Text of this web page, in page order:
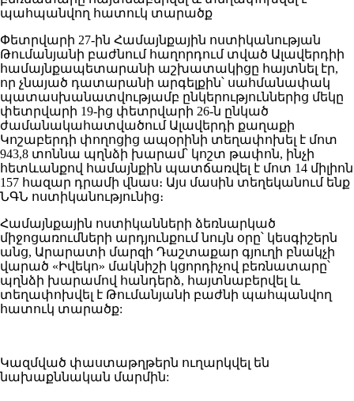
Փետրվարի 27-ին Համայնքային ոստիկանության
Թումանյանի բաժնում հաղորդում տված Ալավերդիի
համայնքապետարանի աշխատակիցը հայտնել էր,
որ չնայած դատարանի արգելքին՝ սահմանափակ
պատասխանատվությամբ ընկերություններից մեկը
փետրվարի 19-ից փետրվարի 26-ն ընկած
ժամանակահատվածում Ալավերդի քաղաքի
Կոշաբերդի փողոցից ապօրինի տեղափոխել է մոտ
943,8 տոննա պղնձի խարամ՝ կոշտ թափոն, ինչի
հետևանքով համայնքին պատճառվել է մոտ 14 միլիոն
157 հազար դրամի վնաս։ Այս մասին տեղեկանում ենք
ՆԳՆ ոստիկանությունից։
Համայնքային ոստիկանների ձեռնարկած
միջոցառումների արդյունքում նույն օրը՝ կեսգիշերն
անց, Արարատի մարզի Դաշտաքար գյուղի բնակչի
վարած «Իվեկո» մակնիշի կցորդիչով բեռնատարը՝
պղնձի խարամով հանդերձ, հայտնաբերվել և
տեղափոխվել է Թումանյանի բաժնի պահպանվող
հատուկ տարածք:
Կազմված փաստաթղթերն ուղարկվել են
նախաքննական մարմին: